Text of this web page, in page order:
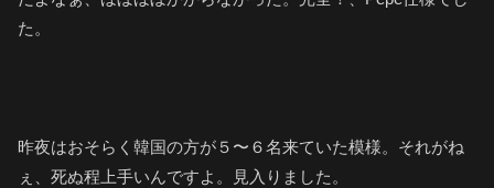
た。
昨夜はおそらく韓国の方が５〜６名来ていた模様。それがね
ぇ、死ぬ程上手いんですよ。見入りました。